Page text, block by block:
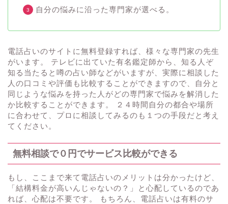
自分の悩みに沿った専門家が選べる。
電話占いのサイトに無料登録すれば、様々な専門家の先生
がいます。 テレビに出ていた有名鑑定師から、知る人ぞ
知る当たると噂の占い師などがいますが、実際に相談した
人の口コミや評価も比較することができますので、自分と
同じような悩みを持った人がどの専門家で悩みを解消した
か比較することができます。 ２４時間自分の都合や場所
に合わせて、プロに相談してみるのも１つの手段だと考え
てください。
無料相談で０円でサービス比較ができる
もし、ここまで来て電話占いのメリットは分かったけど、
「結構料金が高いんじゃないの？」と心配しているのであ
れば、心配は不要です。 もちろん、電話占いは有料のサ